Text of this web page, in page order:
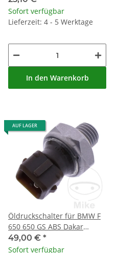
Sofort verfügbar
Lieferzeit: 4 - 5 Werktage
In den Warenkorb
AUF LAGER
Öldruckschalter für BMW F
650 650 GS ABS Dakar
Scarver
49,00 € *
Sofort verfügbar